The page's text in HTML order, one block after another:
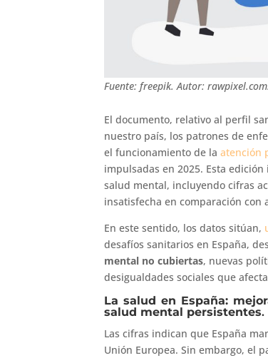
Fuente: freepik. Autor:
El documento, relativo al perfil
nuestro país, los patrones de
el funcionamiento de laatención
impulsadas en 2025. Esta
salud mental, incluyendo cifras
insatisfecha en comparación con
En este sentido, los datos sitúan,
desafíos sanitarios en España,
mental no cubiertas, nuevas
desigualdades sociales que
La salud en España:
salud mental persistentes.
Las cifras indican que España
Unión Europea. Sin embargo, el